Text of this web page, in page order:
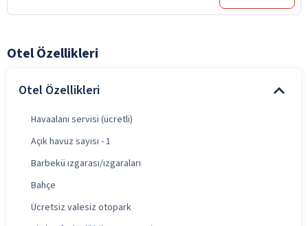
Otel Özellikleri
Otel Özellikleri
Havaalanı servisi (ücretli)
Açık havuz sayısı - 1
Barbekü ızgarası/ızgaraları
Bahçe
Ücretsiz valesiz otopark